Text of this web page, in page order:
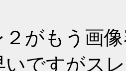
２がもう画
いですがス